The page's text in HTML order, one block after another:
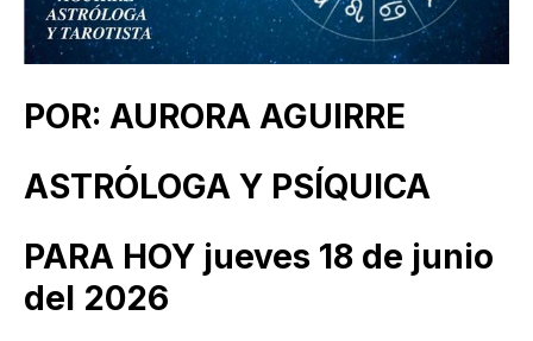
POR: AURORA AGUIRRE
ASTRÓLOGA Y PSÍQUICA
PARA HOY jueves 18 de junio
del 2026